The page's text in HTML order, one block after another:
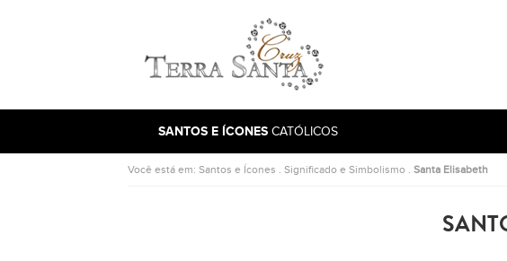
Ir para a página inicial
SANTOS E ÍCONES CATÓLICOS
Você está em: Santos e Ícones . Significado e Simbolismo . Santa Elisabeth